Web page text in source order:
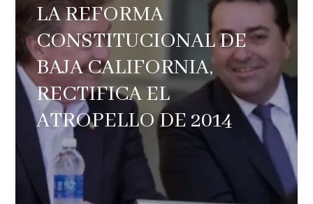
LA REFORMA
CONSTITUCIONAL DE
BAJA CALIFORNIA,
RECTIFICA EL
ATROPELLO DE 2014